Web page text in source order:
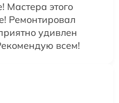
Мастера этого
Ремонтировал
удивлен
всем!